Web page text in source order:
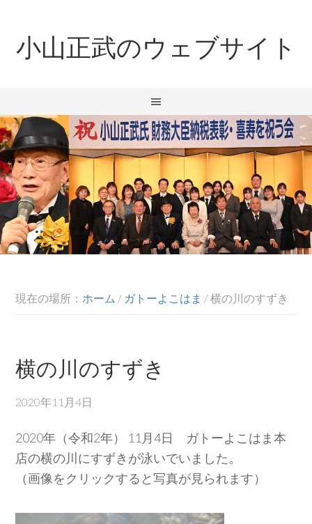
小山正武のウェブサイト
現在の場所： ホーム / ガトーよこはま /横の川のすずき
横の川のすずき
2020年11月4日
2020年（令和2年） 11月4日 ガトーよこはま本
店の横の川にすずきが泳いでいました。
（画像をクリックすると写真が見られます）